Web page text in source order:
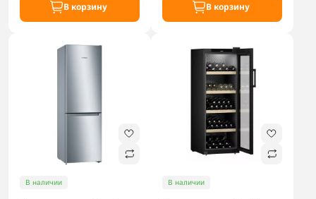
В корзину В корзину
В наличии В наличии